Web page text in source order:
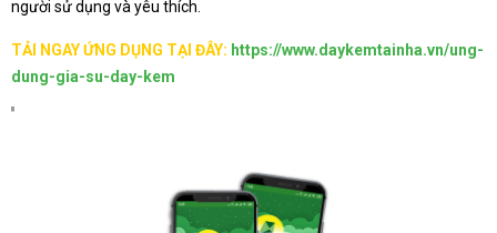
người sử dụng và yêu thích.
TẢI NGAY ỨNG DỤNG TẠI ĐÂY: https://www.daykemtainha.vn/ung-
dung-gia-su-day-kem